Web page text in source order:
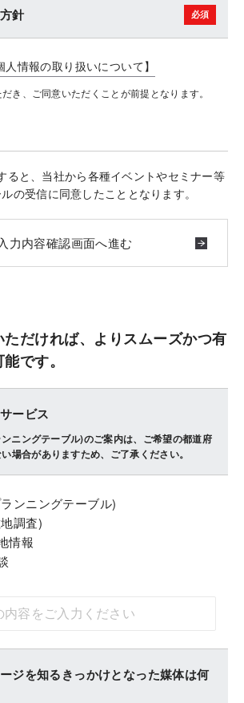
針
人情報の取り扱いについて】
き、ご同意いただくことが前提となります。
ると、当社から各種イベントやセミナー等
の受信に同意したこととなります。
だければ、よりスムーズかつ有
です。
ービス
ニングテーブル)のご案内は、ご希望の都道府
場合がありますため、ご了承ください。
ンニングテーブル)
調査)
情報
ジを知るきっかけとなった媒体は何